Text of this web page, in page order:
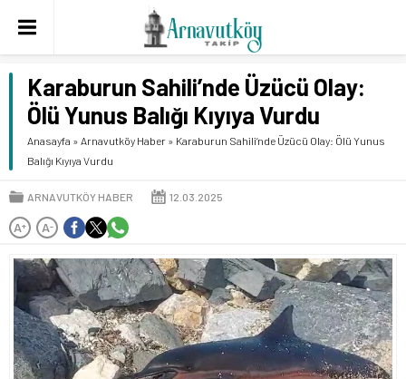
Karaburun Sahili’nde Üzücü Olay:
Ölü Yunus Balığı Kıyıya Vurdu
Anasayfa » Arnavutköy Haber » Karaburun Sahili’nde Üzücü Olay: Ölü Yunus
Balığı Kıyıya Vurdu
ARNAVUTKÖY HABER 12.03.2025
A+ A-